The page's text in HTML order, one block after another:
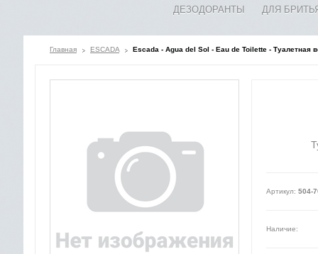
ДЕЗОДОРАНТЫ
ДЛЯ
Главная ESCADA Escada - Agua del Sol - Eau de Toilette - Туалетная
Артикул: 504-
Наличие: